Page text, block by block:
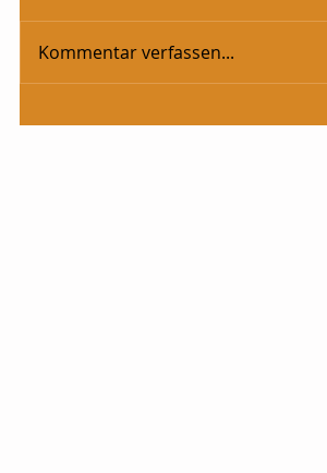
Kommentar verfassen...